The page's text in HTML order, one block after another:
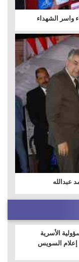
واسر الشهداء
الأسرية
السويس